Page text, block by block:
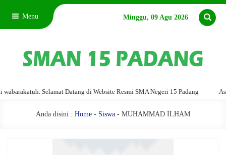
Menu Minggu, 09 Agu 2026
Selamat Datang di Website Resmi SMA Negeri 15 Padang
Anda disini : Home - Siswa - MUHAMMAD ILHAM